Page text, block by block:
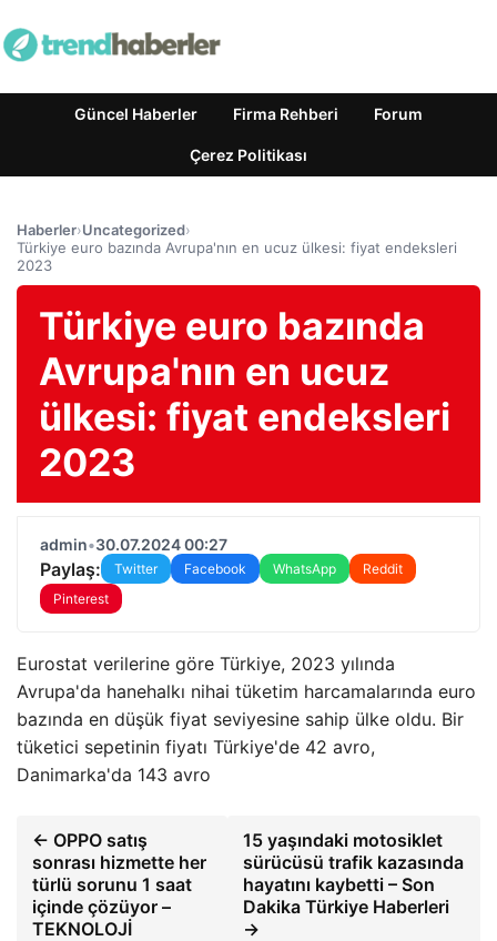
Güncel Haberler Firma Rehberi Forum
Çerez Politikası
Haberler›Uncategorized›
Türkiye euro bazında Avrupa'nın en ucuz ülkesi: fiyat endeksleri
2023
Türkiye euro bazında
Avrupa'nın en ucuz
ülkesi: fiyat endeksleri
2023
admin•30.07.2024 00:27
Paylaş: Twitter Facebook WhatsApp
Reddit
Pinterest
Eurostat verilerine göre Türkiye, 2023 yılında
Avrupa'da hanehalkı nihai tüketim harcamalarında euro
bazında en düşük fiyat seviyesine sahip ülke oldu. Bir
tüketici sepetinin fiyatı Türkiye'de 42 avro,
Danimarka'da 143 avro
← OPPO satış
sonrası hizmette her
türlü sorunu 1 saat
içinde çözüyor –
TEKNOLOJİ
15 yaşındaki motosiklet
sürücüsü trafik kazasında
hayatını kaybetti – Son
Dakika Türkiye Haberleri
→